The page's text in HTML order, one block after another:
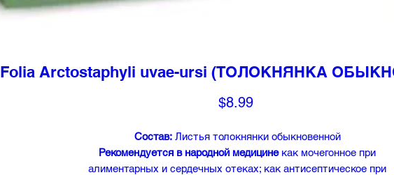
Folia Arctostaphyli uvae-ursi (ТОЛОКНЯНКА
$8.99Price
Состав:Листья толокнянки обыкновенной
Рекомендуется в народной медицинекак мочегонное при
алиментарных и сердечных отеках; как антисептическое при